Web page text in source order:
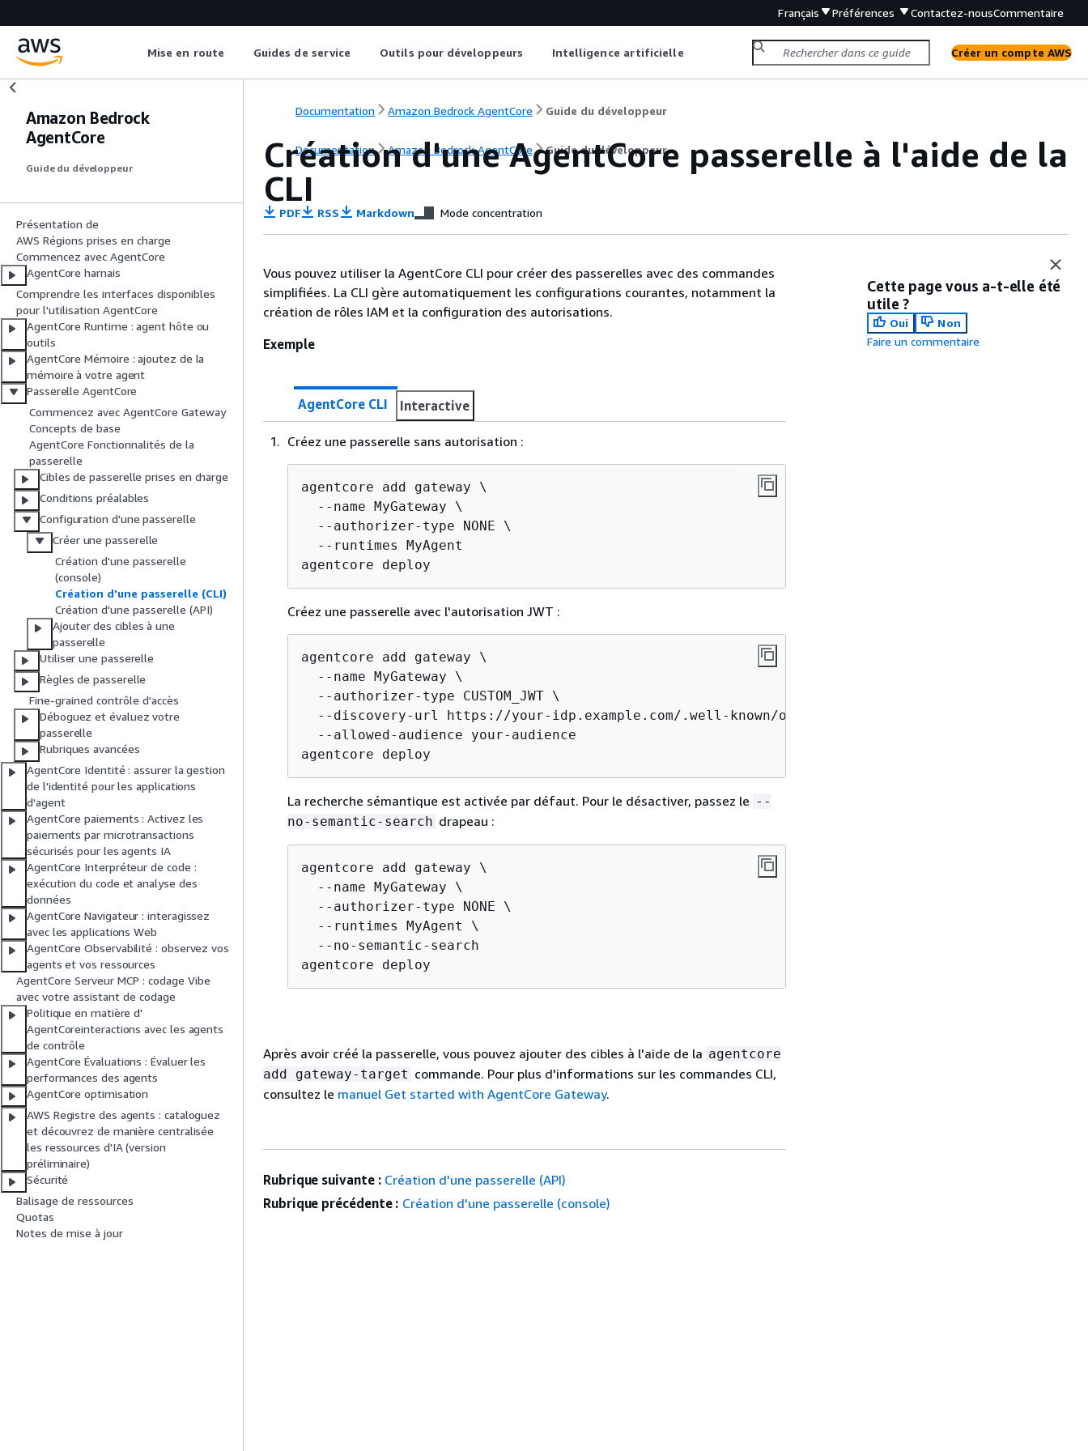
Français Préférences Contactez-nousCommentaire
Mise en route Guides de service Outils pour développeurs Intelligence artificielle Créer un compte AWS
Amazon Bedrock
AgentCore
Guide du développeur
Présentation de
AWS Régions prises en charge
Commencez avec AgentCore
AgentCore harnais
Comprendre les interfaces disponibles
pour l'utilisation AgentCore
AgentCore Runtime : agent hôte ou
outils
AgentCore Mémoire : ajoutez de la
mémoire à votre agent
Passerelle AgentCore
Commencez avec AgentCore Gateway
Concepts de base
AgentCore Fonctionnalités de la
passerelle
Cibles de passerelle prises en charge
Conditions préalables
Configuration d'une passerelle
Créer une passerelle
Création d'une passerelle
(console)
Création d'une passerelle (CLI)
Création d'une passerelle (API)
Ajouter des cibles à une
passerelle
Utiliser une passerelle
Règles de passerelle
Fine-grained contrôle d'accès
Déboguez et évaluez votre
passerelle
Rubriques avancées
AgentCore Identité : assurer la gestion
de l'identité pour les applications
d'agent
AgentCore paiements : Activez les
paiements par microtransactions
sécurisés pour les agents IA
AgentCore Interpréteur de code :
exécution du code et analyse des
données
AgentCore Navigateur : interagissez
avec les applications Web
AgentCore Observabilité : observez vos
agents et vos ressources
AgentCore Serveur MCP : codage Vibe
avec votre assistant de codage
Politique en matière d'
AgentCoreinteractions avec les agents
de contrôle
AgentCore Évaluations : Évaluer les
performances des agents
AgentCore optimisation
AWS Registre des agents : cataloguez
et découvrez de manière centralisée
les ressources d'IA (version
préliminaire)
Sécurité
Balisage de ressources
Quotas
Notes de mise à jour
Documentation Amazon Bedrock AgentCore Guide du développeur
Documentation Amazon Bedrock AgentCore Guide du développeur
Création d'une AgentCore passerelle à l'aide de la
CLI
PDF RSS Markdown Mode concentration
Vous pouvez utiliser la AgentCore CLI pour créer des passerelles avec des commandes
simplifiées. La CLI gère automatiquement les configurations courantes, notamment la
création de rôles IAM et la configuration des autorisations.
Exemple
AgentCore CLI Interactive
Créez une passerelle sans autorisation :
agentcore add gateway \
  --name MyGateway \
  --authorizer-type NONE \
  --runtimes MyAgent
agentcore deploy
Créez une passerelle avec l'autorisation JWT :
agentcore add gateway \
  --name MyGateway \
  --authorizer-type CUSTOM_JWT \
  --discovery-url https://your-idp.example.com/.well-known/openid-configuration \
  --allowed-audience your-audience
agentcore deploy
La recherche sémantique est activée par défaut. Pour le désactiver, passez le --
no-semantic-search drapeau :
agentcore add gateway \
  --name MyGateway \
  --authorizer-type NONE \
  --runtimes MyAgent \
  --no-semantic-search
agentcore deploy
Après avoir créé la passerelle, vous pouvez ajouter des cibles à l'aide de la agentcore
add gateway-target commande. Pour plus d'informations sur les commandes CLI,
consultez le manuel Get started with AgentCore Gateway.
Cette page vous a-t-elle été
utile ?
Oui
Non
Faire un commentaire
Rubrique suivante : Création d'une passerelle (API)
Rubrique précédente : Création d'une passerelle (console)